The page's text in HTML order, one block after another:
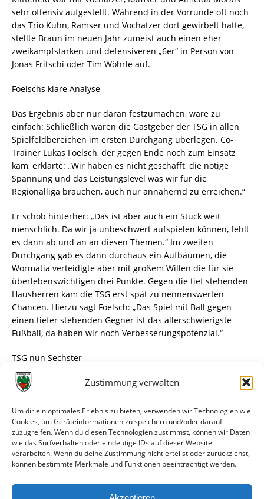
Zustimmung verwalten
Um dir ein optimales Erlebnis zu bieten, verwenden wir Technologien wie
Cookies, um Geräteinformationen zu speichern und/oder darauf
zuzugreifen. Wenn du diesen Technologien zustimmst, können wir Daten
wie das Surfverhalten oder eindeutige IDs auf dieser Website
verarbeiten. Wenn du deine Zustimmung nicht erteilst oder zurückziehst,
können bestimmte Merkmale und Funktionen beeinträchtigt werden.
sehr offensiv aufgestellt. Während in der Vorrunde oft noch
das Trio Kuhn, Ramser und Vochatzer dort gewirbelt hatte,
stellte Braun im neuen Jahr zumeist auch einen eher
zweikampfstarken und defensiveren „6er“ in Person von
Jonas Fritschi oder Tim Wöhrle auf.
Foelschs klare Analyse
Das Ergebnis aber nur daran festzumachen, wäre zu
einfach: Schließlich waren die Gastgeber der TSG in allen
Spielfeldbereichen im ersten Durchgang überlegen. Co-
Trainer Lukas Foelsch, der gegen Ende noch zum Einsatz
kam, erklärte: „Wir haben es nicht geschafft, die nötige
Spannung und das Leistungslevel was wir für die
Regionalliga brauchen, auch nur annähernd zu erreichen.“
Er schob hinterher: „Das ist aber auch ein Stück weit
menschlich. Da wir ja unbeschwert aufspielen können, fehlt
es dann ab und an an diesen Themen.“ Im zweiten
Durchgang gab es dann durchaus ein Aufbäumen, die
Wormatia verteidigte aber mit großem Willen die für sie
überlebenswichtigen drei Punkte. Gegen die tief stehenden
Hausherren kam die TSG erst spät zu nennenswerten
Chancen. Hierzu sagt Foelsch: „Das Spiel mit Ball gegen
einen tiefer stehenden Gegner ist das allerschwierigste
Fußball, da haben wir noch Verbesserungspotenzial.“
TSG nun Sechster
Durch die Niederlage rutschte die TSG auf den sechsten
Tabellenrang ab. In der kommenden Woche wartet mit
Hoffenheim II dann ein Gegner, bei dem die
Spielcharakteristik eine andere sein wird. Daher meint auch
Foelsch: „Wir nehmen mit, dass wir jedes Spiel mit der
nötigen Spannung an gehen müssen.“
Schließlich wartet eine Woche nach dem Saisonende ja mit
dem Pokalfinale noch das große Highlight – und der